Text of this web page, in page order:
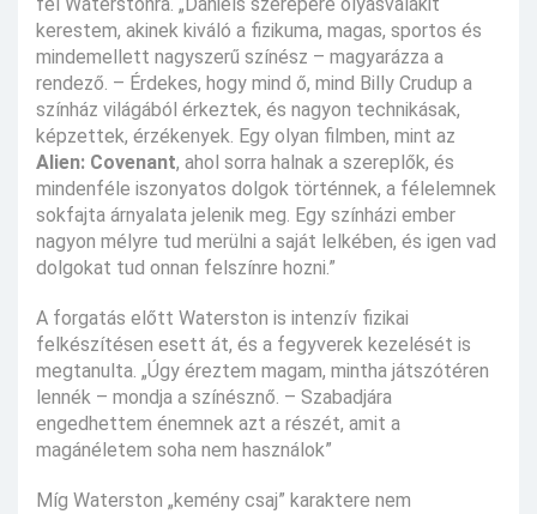
kerestem, akinek kiváló a fizikuma, magas, sportos és
mindemellett nagyszerű színész – magyarázza a
rendező. – Érdekes, hogy mind ő, mind Billy Crudup a
színház világából érkeztek, és nagyon technikásak,
képzettek, érzékenyek. Egy olyan filmben, mint az
Alien: Covenant, ahol sorra halnak a szereplők, és
mindenféle iszonyatos dolgok történnek, a félelemnek
sokfajta árnyalata jelenik meg. Egy színházi ember
nagyon mélyre tud merülni a saját lelkében, és igen vad
dolgokat tud onnan felszínre hozni.”
A forgatás előtt Waterston is intenzív fizikai
felkészítésen esett át, és a fegyverek kezelését is
megtanulta. „Úgy éreztem magam, mintha játszótéren
lennék – mondja a színésznő. – Szabadjára
engedhettem énemnek azt a részét, amit a
magánéletem soha nem használok”
Míg Waterston „kemény csaj” karaktere nem